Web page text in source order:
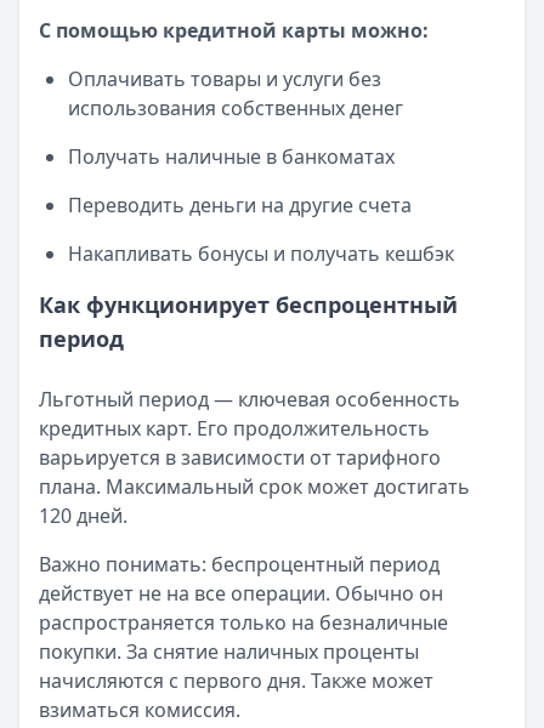
Обслуживание:Бесплатно
Рейтинг:4.9(10 отзывов)
Газпромбанк— Кредитная карта 90 дней
Льготный период:90 дней
Рейтинг:4.6(10 отзывов)
Азиатско-Тихоокеанский Банк— Универсальная
Льготный период:212 дней
Обслуживание:
Альфа-Банк — Кредитная карта Альфа-Банка
Лимит: до1 000 000 ₽
Льготный период:60 дней
Обслуживание:Бесплатно
Рейтинг:4.8(11 отзывов)
Лимит: до2 000 000 ₽
Льготный период:111 дней
Обслуживание:Бесплатно
Рейтинг:4.6(15 отзывов)
МТС Банк— МТС Zero
Лимит: до300 000 ₽
С помощью кредитной карты можно:
Оплачивать товары и услуги без
использования собственных денег
Получать наличные в банкоматах
Переводить деньги на другие счета
Накапливать бонусы и получать кешбэк
Как функционирует беспроцентный
период
Льготный период — ключевая особенность
кредитных карт. Его продолжительность
варьируется в зависимости от тарифного
плана. Максимальный срок может достигать
120 дней.
Важно понимать: беспроцентный период
действует не на все операции. Обычно он
распространяется только на безналичные
покупки. За снятие наличных проценты
начисляются с первого дня. Также может
взиматься комиссия.